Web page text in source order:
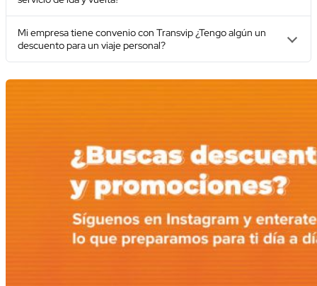
Mi empresa tiene convenio con Transvip ¿Tengo algún un
descuento para un viaje personal?